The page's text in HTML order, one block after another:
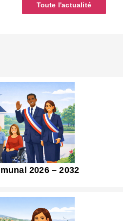
Toute l'actualité
2026 – 2032